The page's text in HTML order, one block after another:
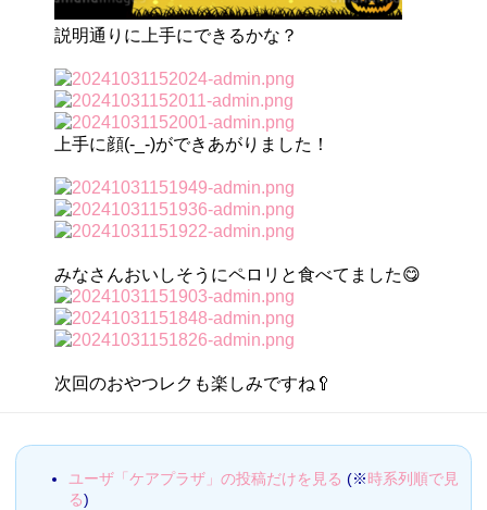
説明通りに上手にできるかな？
上手に顔(-_-)ができあがりました！
みなさんおいしそうにペロリと食べてました😋
次回のおやつレクも楽しみですね🥄
ユーザ「ケアプラザ」の投稿だけを見る (※時系列順で見
る)